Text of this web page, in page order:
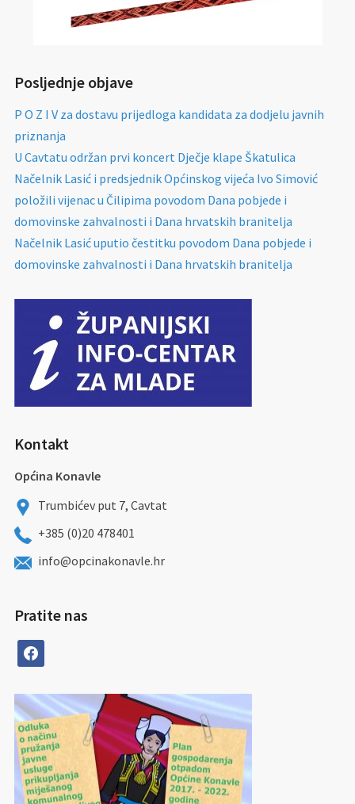
Posljednje objave
P O Z I V za dostavu prijedloga kandidata za dodjelu javnih
priznanja
U Cavtatu održan prvi koncert Dječje klape Škatulica
Načelnik Lasić i predsjednik Općinskog vijeća Ivo Simović
položili vijenac u Čilipima povodom Dana pobjede i
domovinske zahvalnosti i Dana hrvatskih branitelja
Načelnik Lasić uputio čestitku povodom Dana pobjede i
domovinske zahvalnosti i Dana hrvatskih branitelja
Kontakt
Općina Konavle
Trumbićev put 7, Cavtat
+385 (0)20 478401
info@opcinakonavle.hr
Pratite nas
facebook